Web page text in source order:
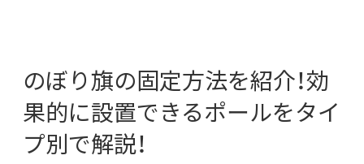
のぼり旗の固定方法を紹介！効
果的に設置できるポールをタイ
プ別で解説！